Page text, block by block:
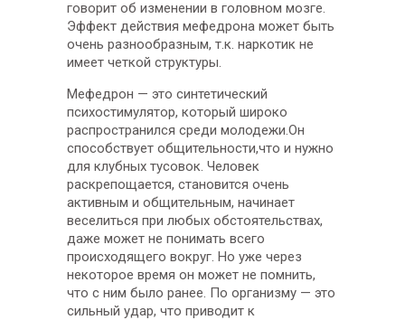
говорит об изменении в головном мозге.
Эффект действия мефедрона может быть
очень разнообразным, т.к. наркотик не
имеет четкой структуры.
Мефедрон — это синтетический
психостимулятор, который широко
распространился среди молодежи.Он
способствует общительности,что и нужно
для клубных тусовок. Человек
раскрепощается, становится очень
активным и общительным, начинает
веселиться при любых обстоятельствах,
даже может не понимать всего
происходящего вокруг. Но уже через
некоторое время он может не помнить,
что с ним было ранее. По организму — это
сильный удар, что приводит к